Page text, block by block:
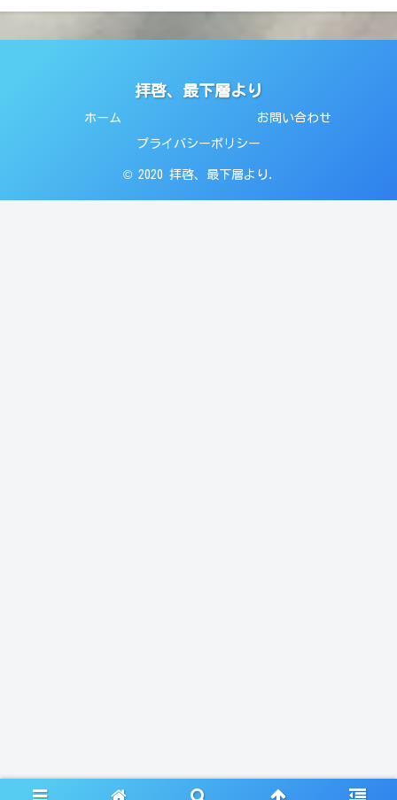
拝啓、最下層より
ホーム お問い合わせ
プライバシーポリシー
© 2020 拝啓、最下層より.